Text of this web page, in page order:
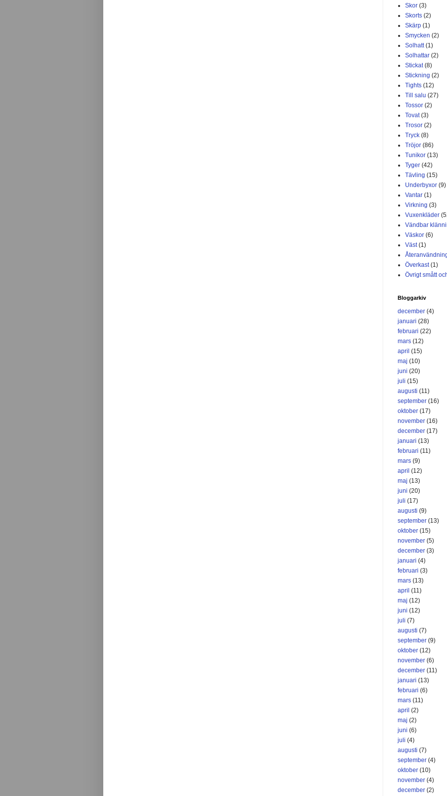
Skor (3)
Skorts (2)
Skärp (1)
Smycken (2)
Solhatt (1)
Solhattar (2)
Stickat (8)
Stickning (2)
Tights (12)
Till salu (27)
Tossor (2)
Tovat (3)
Trosor (2)
Tryck (8)
Tröjor (86)
Tunikor (13)
Tyger (42)
Tävling (15)
Underbyxor (9)
Vantar (1)
Virkning (3)
Vuxenkläder
Vändbar
Väskor (6)
Väst (1)
Överkast (1)
Övrigt smått
Bloggarkiv
december (4)
januari (28)
februari (22)
mars (12)
april (15)
maj (10)
juni (20)
juli (15)
augusti (11)
september (16)
oktober (17)
november (16)
december (17)
januari (13)
februari (11)
mars (9)
april (12)
maj (13)
juni (20)
juli (17)
augusti (9)
september (13)
oktober (15)
november (5)
december (3)
januari (4)
februari (3)
mars (13)
april (11)
maj (12)
juni (12)
juli (7)
augusti (7)
september (9)
oktober (12)
november (6)
december (11)
januari (13)
februari (6)
mars (11)
april (2)
maj (2)
juni (6)
juli (4)
augusti (7)
september (4)
oktober (10)
november (4)
december (2)